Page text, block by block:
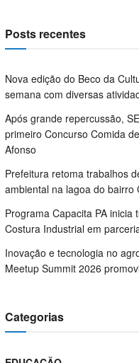
Posts recentes
Nova edição do Beco da
semana com diversas
Após grande repercussão,
primeiro Concurso Comida
Afonso
Prefeitura retoma trabalhos
ambiental na lagoa do bairro
Programa Capacita PA inicia
Costura Industrial em
Inovação e tecnologia no
Meetup Summit 2026
Categorias